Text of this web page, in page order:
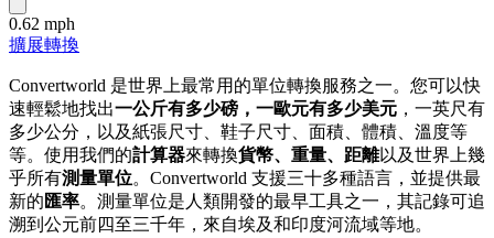
0.62 mph
擴展轉換
Convertworld 是世界上最常用的單位轉換服務之一。您可以快
速輕鬆地找出一公斤有多少磅，一歐元有多少美元 ，一英尺有
多少公分，以及紙張尺寸、鞋子尺寸、面積、體積、溫度等
等。使用我們的計算器來轉換貨幣、重量、距離以及世界上幾
乎所有測量單位。Convertworld 支援三十多種語言，並提供最
新的匯率。測量單位是人類開發的最早工具之一，其記錄可追
溯到公元前四至三千年，來自埃及和印度河流域等地。